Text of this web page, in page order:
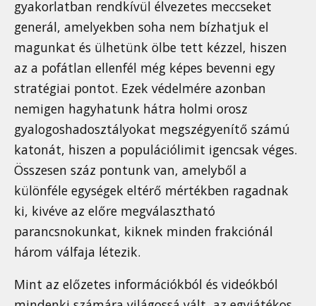
gyakorlatban rendkívül élvezetes meccseket
generál, amelyekben soha nem bízhatjuk el
magunkat és ülhetünk ölbe tett kézzel, hiszen
az a pofátlan ellenfél még képes bevenni egy
stratégiai pontot. Ezek védelmére azonban
nemigen hagyhatunk hátra holmi orosz
gyalogoshadosztályokat megszégyenítő számú
katonát, hiszen a populációlimit igencsak véges.
Összesen száz pontunk van, amelyből a
különféle egységek eltérő mértékben ragadnak
ki, kivéve az előre megválasztható
parancsnokunkat, kiknek minden frakciónál
három válfaja létezik.
Mint az előzetes információkból és videókból